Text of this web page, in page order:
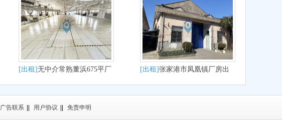
[出租]无中介常熟董浜675平厂
房二楼服装仓储电商纺织电子
[出租]张家港市凤凰镇厂房出
租
广告联系 用户协议 免责申明